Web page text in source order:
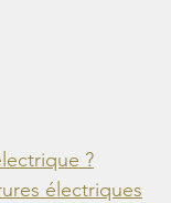
?
électriques